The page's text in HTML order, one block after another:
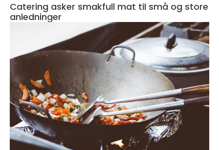
Catering asker smakfull mat til små og store
anledninger